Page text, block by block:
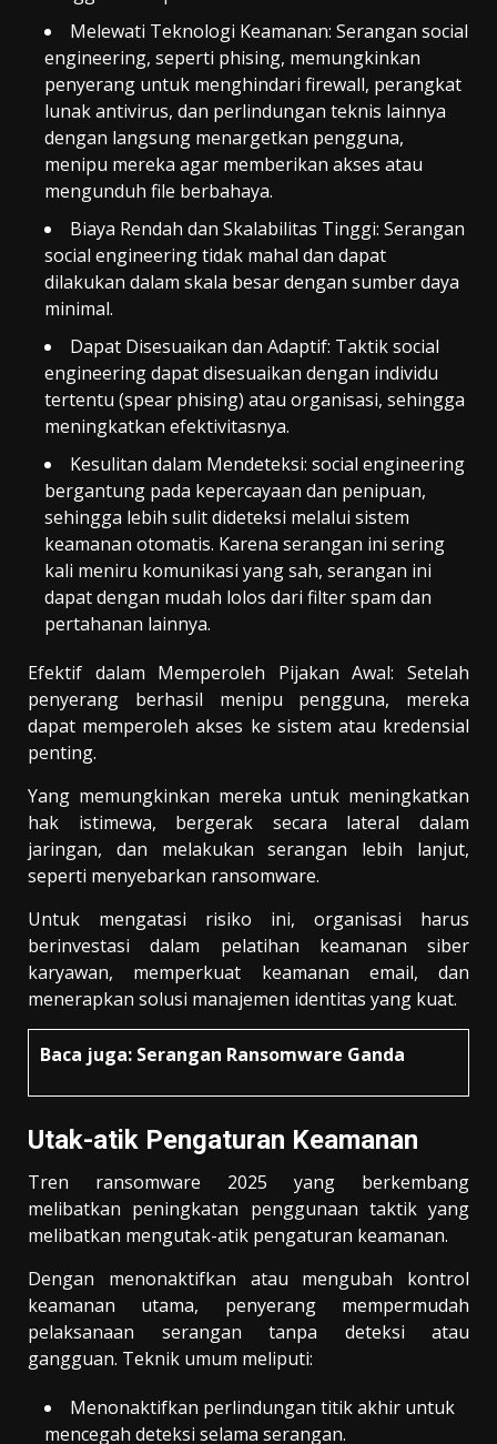
Melewati Teknologi Keamanan: Serangan social
engineering, seperti phising, memungkinkan
penyerang untuk menghindari firewall, perangkat
lunak antivirus, dan perlindungan teknis lainnya
dengan langsung menargetkan pengguna,
menipu mereka agar memberikan akses atau
mengunduh file berbahaya.
Biaya Rendah dan Skalabilitas Tinggi: Serangan
social engineering tidak mahal dan dapat
dilakukan dalam skala besar dengan sumber daya
minimal.
Dapat Disesuaikan dan Adaptif: Taktik social
engineering dapat disesuaikan dengan individu
tertentu (spear phising) atau organisasi, sehingga
meningkatkan efektivitasnya.
Kesulitan dalam Mendeteksi: social engineering
bergantung pada kepercayaan dan penipuan,
sehingga lebih sulit dideteksi melalui sistem
keamanan otomatis. Karena serangan ini sering
kali meniru komunikasi yang sah, serangan ini
dapat dengan mudah lolos dari filter spam dan
pertahanan lainnya.
Efektif dalam Memperoleh Pijakan Awal: Setelah
penyerang berhasil menipu pengguna, mereka
dapat memperoleh akses ke sistem atau kredensial
penting.
Yang memungkinkan mereka untuk meningkatkan
hak istimewa, bergerak secara lateral dalam
jaringan, dan melakukan serangan lebih lanjut,
seperti menyebarkan ransomware.
Untuk mengatasi risiko ini, organisasi harus
berinvestasi dalam pelatihan keamanan siber
karyawan, memperkuat keamanan email, dan
menerapkan solusi manajemen identitas yang kuat.
Baca juga: Serangan Ransomware Ganda
Utak-atik Pengaturan Keamanan
Tren ransomware 2025 yang berkembang
melibatkan peningkatan penggunaan taktik yang
melibatkan mengutak-atik pengaturan keamanan.
Dengan menonaktifkan atau mengubah kontrol
keamanan utama, penyerang mempermudah
pelaksanaan serangan tanpa deteksi atau
gangguan. Teknik umum meliputi:
Menonaktifkan perlindungan titik akhir untuk
mencegah deteksi selama serangan.